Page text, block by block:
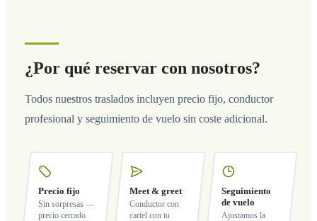
¿Por qué reservar con nosotros?
Todos nuestros traslados incluyen precio fijo, conductor
profesional y seguimiento de vuelo sin coste adicional.
Precio fijo
Sin sorpresas —
precio cerrado
Meet & greet
Conductor con
cartel con tu
Seguimiento
de vuelo
Ajustamos la